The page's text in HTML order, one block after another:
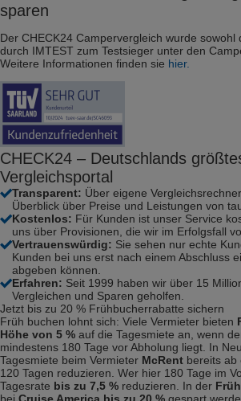
sparen
Der CHECK24 Campervergleich wurde sowohl
durch IMTEST zum Testsieger unter den
Weitere Informationen finden sie hier.
CHECK24 – Deutschlands
Vergleichsportal
Transparent: Über eigene
Überblick über Preise und Leistungen von
Kostenlos: Für Kunden ist unser Service
uns über Provisionen, die wir im Erfolgsfall
Vertrauenswürdig: Sie sehen nur echte
Kunden bei uns erst nach einem Abschluss
abgeben können.
Erfahren: Seit 1999 haben wir über 15
Vergleichen und Sparen geholfen.
Jetzt bis zu 20 % Frühbucherrabatte sichern
Früh buchen lohnt sich: Viele Vermieter bieten
Höhe von 5 % auf die Tagesmiete an, wenn
mindestens 180 Tage vor Abholung liegt. In
Tagesmiete beim Vermieter McRent bereits ab
120 Tagen reduzieren. Wer hier 180 Tage im
Tagesrate bis zu 7,5 % reduzieren. In der